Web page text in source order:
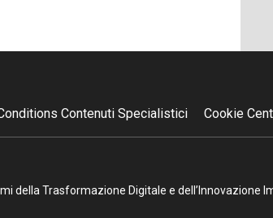
Contenuti Specialistici Cookie
della Trasformazione Digitale e dell’Innovazione